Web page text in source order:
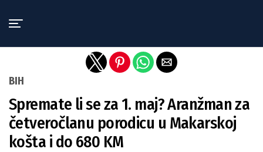
BIH
Spremate li se za 1. maj? Aranžman za
četveročlanu porodicu u Makarskoj
košta i do 680 KM